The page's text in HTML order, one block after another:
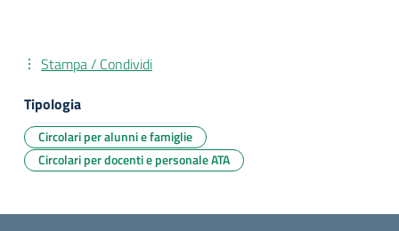
Stampa / Condividi
Tipologia
Circolari per alunni e famiglie
Circolari per docenti e personale ATA